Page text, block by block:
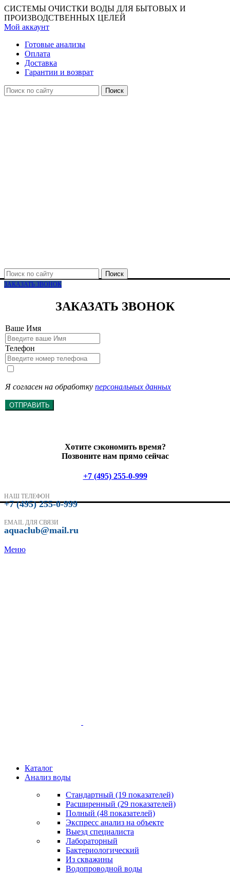
СИСТЕМЫ ОЧИСТКИ ВОДЫ ДЛЯ БЫТОВЫХ И
ПРОИЗВОДСТВЕННЫХ ЦЕЛЕЙ
Мой аккаунт
Готовые анализы
Оплата
Доставка
Гарантии и возврат
Поиск
Поиск
ЗАКАЗАТЬ ЗВОНОК
ЗАКАЗАТЬ ЗВОНОК
Ваше Имя
Телефон
Я согласен на обработку персональных данных
ОТПРАВИТЬ
Хотите сэкономить время?
Позвоните нам прямо сейчас
+7 (495) 255-0-999
НАШ ТЕЛЕФОН
+7 (495) 255-0-999
EMAIL ДЛЯ СВЯЗИ
aquaclub@mail.ru
Меню
Каталог
Анализ воды
Стандартный (19 показателей)
Расширенный (29 показателей)
Полный (48 показателей)
Экспресс анализ на объекте
Выезд специалиста
Лабораторный
Бактериологический
Из скважины
Водопроводной воды